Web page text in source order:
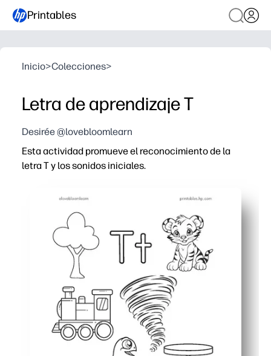
Printables
Inicio>Colecciones>
Letra de aprendizaje T
Desirée @lovebloomlearn
Esta actividad promueve el reconocimiento de la
letra T y los sonidos iniciales.
Obtiene la comodidad de imprimir y usar, sin
Mantiene a los niños interesados con dibujos y
Desarrollas el conocimiento fonémico y corriges la
Puede usarlo en centros, grupos pequeños o en casa,